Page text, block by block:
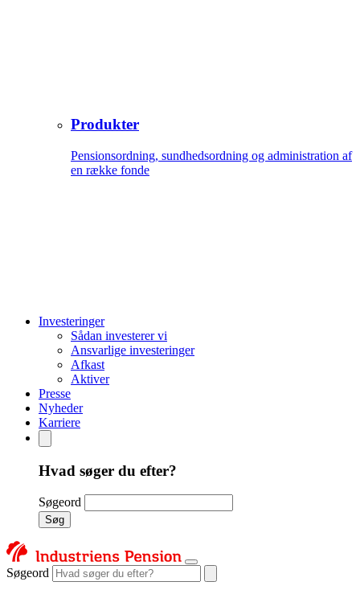
Produkter
Pensionsordning, sundhedsordning og administration af
en række fonde
Investeringer
Sådan investerer vi
Ansvarlige investeringer
Afkast
Aktiver
Presse
Nyheder
Karriere
Hvad søger du efter?
Søgeord
Søg
Søgeord